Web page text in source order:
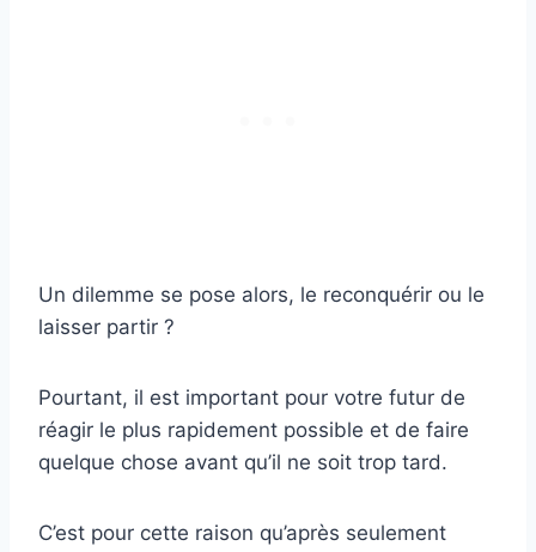
Un dilemme se pose alors, le reconquérir ou le
laisser partir ?
Pourtant, il est important pour votre futur de
réagir le plus rapidement possible et de faire
quelque chose avant qu’il ne soit trop tard.
C’est pour cette raison qu’après seulement